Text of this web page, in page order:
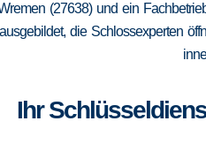
(27638) und ein
die Schlossexperten
Ihr